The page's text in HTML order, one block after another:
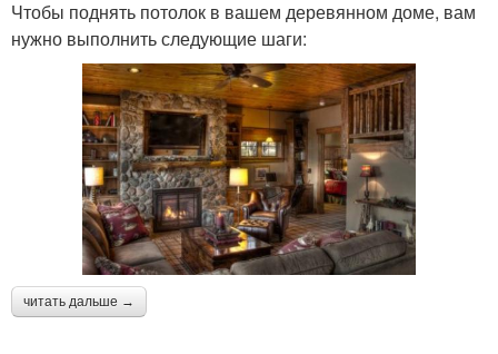
Чтобы поднять потолок в вашем деревянном доме, вам
нужно выполнить следующие шаги:
читать дальше →